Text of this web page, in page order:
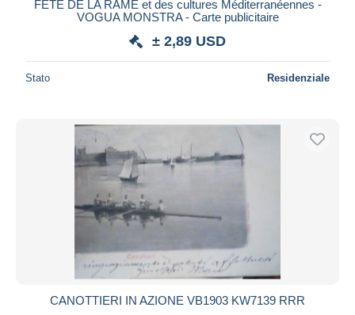
FETE DE LA RAME et des cultures Méditerranéennes -
VOGUA MONSTRA - Carte publicitaire
± 2,89 USD
Stato Residenziale
CANOTTIERI IN AZIONE VB1903 KW7139 RRR